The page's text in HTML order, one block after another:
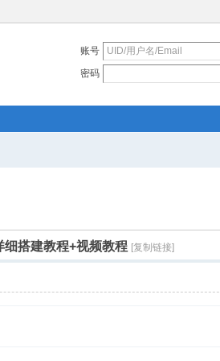
账号
密码
搭建教程+视频教程 [复制链接]